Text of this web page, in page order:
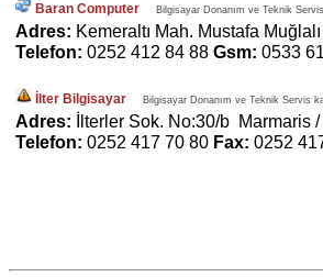
Baran Computer Bilgisayar Donanım ve Teknik
Adres: Kemeraltı Mah. Mustafa
Telefon: 0252 412 84 88 Gsm: 0533
İlter Bilgisayar Bilgisayar Donanım ve Teknik Servis
Adres: İlterler Sok. No:30/b Marmaris
Telefon: 0252 417 70 80 Fax: 0252